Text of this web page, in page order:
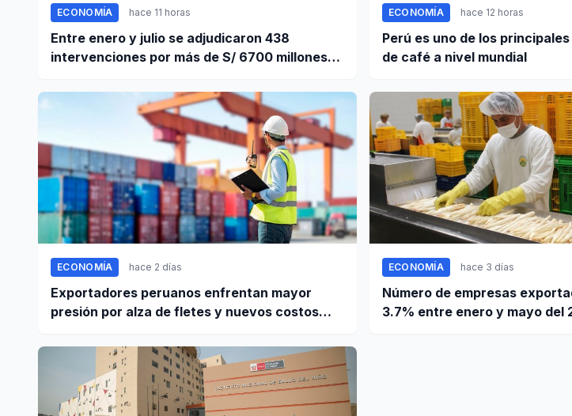
ECONOMÍA hace 11 horas
Entre enero y julio se adjudicaron 438
intervenciones por más de S/ 6700 millones
ECONOMÍA hace 12 horas
Perú es uno de los
de café a nivel mundial
ECONOMÍA hace 2 días
Exportadores peruanos enfrentan mayor
presión por alza de fletes y nuevos costos
ECONOMÍA hace 3 días
Número de empresas
3.7% entre enero y mayo del